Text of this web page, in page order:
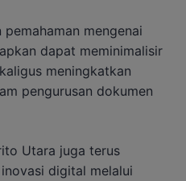
pemahaman mengenai
dapat meminimalisir
meningkatkan
pengurusan dokumen
Utara juga terus
digital melalui